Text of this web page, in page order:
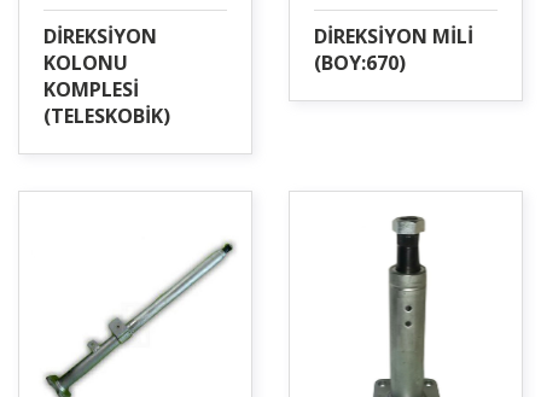
DİREKSİYON
KOLONU
KOMPLESİ
(TELESKOBİK)
DİREKSİYON MİLİ
(BOY:670)